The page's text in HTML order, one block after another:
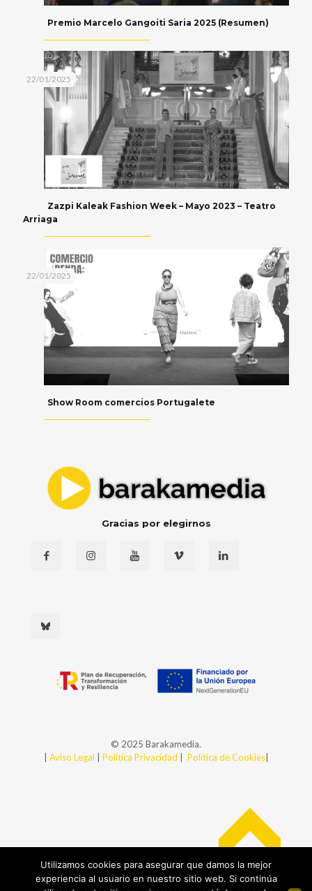
Premio Marcelo Gangoiti Saria 2025 (Resumen)
22/01/2025
Zazpi Kaleak Fashion Week – Mayo 2023 – Teatro
Arriaga
22/01/2025
Show Room comercios Portugalete
Gracias por elegirnos
© 2025 Barakamedia.
| Aviso Legal | Política Privacidad | Política de Cookies|
Utilizamos cookies para asegurar que damos la mejor
experiencia al usuario en nuestro sitio web. Si continúa